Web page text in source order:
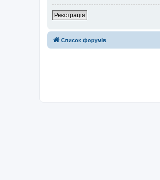
Реєстрація
Список форумів